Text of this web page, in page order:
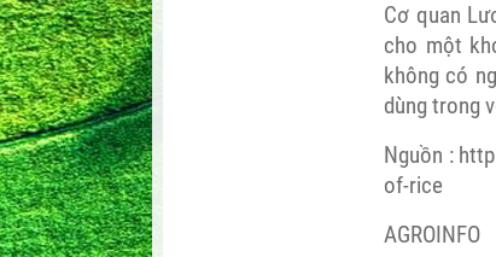
Cơ quan
cho một
không có
dùng trong
Nguồn :
of-rice
AGROINFO